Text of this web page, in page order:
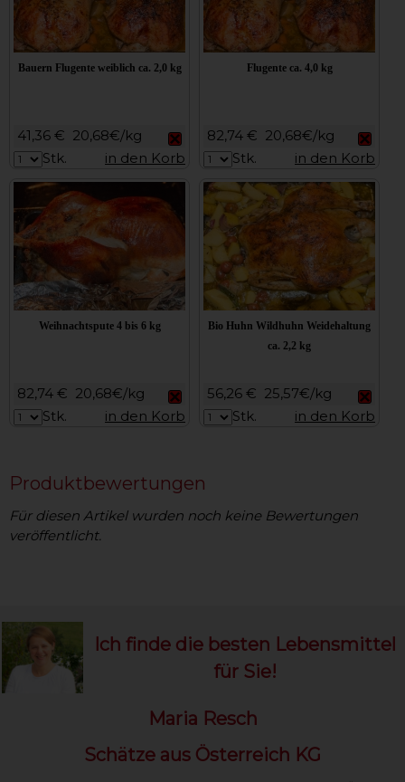
Bauern Flugente weiblich ca. 2,0 kg
41,36 € 20,68€/kg
Stk.
in den Korb
Flugente ca. 4,0 kg
82,74 € 20,68€/kg
Stk.
in den Korb
Weihnachtspute 4 bis 6 kg
82,74 € 20,68€/kg
Stk.
in den Korb
Bio Huhn Wildhuhn Weidehaltung
ca. 2,2 kg
56,26 € 25,57€/kg
Stk.
in den Korb
Produktbewertungen
Für diesen Artikel wurden noch keine Bewertungen
veröffentlicht.
Ich finde die besten Lebensmittel
für Sie!
Maria Resch
Schätze aus Österreich KG